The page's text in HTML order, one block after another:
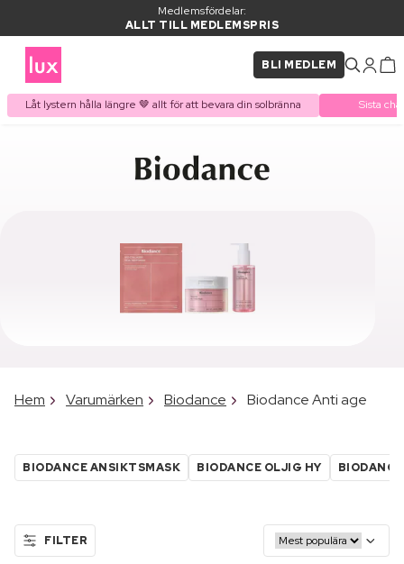
Medlemsfördelar:
ALLT TILL MEDLEMSPRIS
BLI MEDLEM
Låt lystern hålla längre 🤎 allt för att bevara din solbränna Sista
Hem Varumärken Biodance Biodance Anti age
BIODANCE ANSIKTSMASK BIODANCE OLJIG HY
FILTER